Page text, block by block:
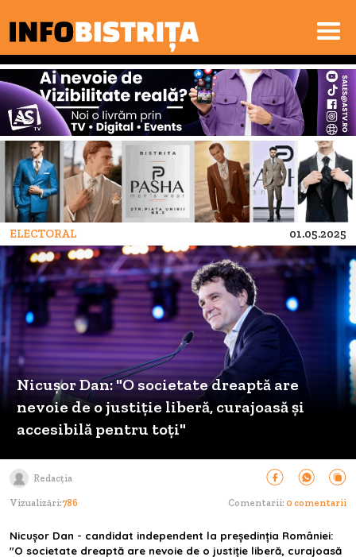
ELECTORAL 01.05.2025
Nicușor Dan: "O societate dreaptă are
nevoie de o justiție liberă, curajoasă și
accesibilă pentru toți"
Redacția
Vizualizări:786 Comentarii: 0 comentarii
Nicușor Dan - candidat independent la președinția României:
"O societate dreaptă are nevoie de o justiție liberă, curajoasă